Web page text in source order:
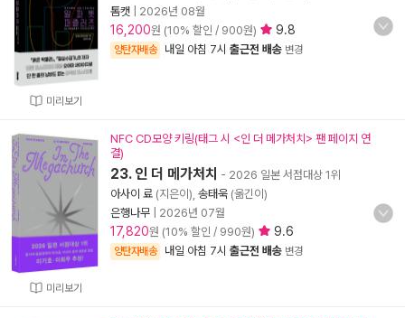
미리보기
톰캣
2026년 08월
16,200원 (10% 할인 / 900원) 9.8
양탄자배송 내일 아침 7시 출근전 배송 변경
미리보기
NFC CD모양 키링(태그 시 <인 더 메가처치> 팬 페이지 연
결)
23. 인 더 메가처치 - 2026 일본 서점대상 1위
아사이 료 (지은이), 송태욱 (옮긴이)
은행나무
2026년 07월
17,820원 (10% 할인 / 990원) 9.6
양탄자배송 내일 아침 7시 출근전 배송 변경